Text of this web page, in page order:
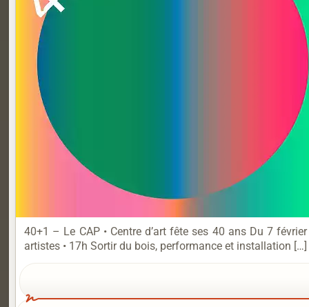
40+1 – Le CAP • Centre d’art fête ses 40 ans Du 7
artistes • 17h Sortir du bois, performance et installation […]